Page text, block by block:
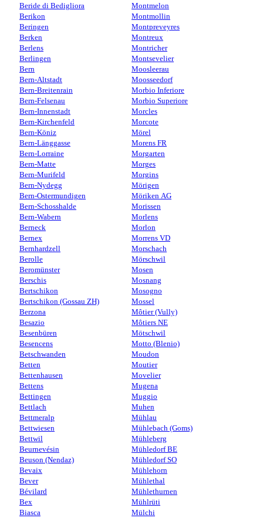
Beride di Bedigliora
Berikon
Beringen
Berken
Berlens
Berlingen
Bern
Bern-Altstadt
Bern-Breitenrain
Bern-Felsenau
Bern-Innenstadt
Bern-Kirchenfeld
Bern-Köniz
Bern-Länggasse
Bern-Lorraine
Bern-Matte
Bern-Murifeld
Bern-Nydegg
Bern-Ostermundigen
Bern-Schosshalde
Bern-Wabern
Berneck
Bernex
Bernhardzell
Berolle
Beromünster
Berschis
Bertschikon
Bertschikon (Gossau ZH)
Berzona
Besazio
Besenbüren
Besencens
Betschwanden
Betten
Bettenhausen
Bettens
Bettingen
Bettlach
Bettmeralp
Bettwiesen
Bettwil
Beurnevésin
Beuson (Nendaz)
Bevaix
Bever
Bévilard
Bex
Biasca
Montmelon
Montmollin
Montpreveyres
Montreux
Montricher
Montsevelier
Moosleerau
Moosseedorf
Morbio Inferiore
Morbio Superiore
Morcles
Morcote
Mörel
Morens FR
Morgarten
Morges
Morgins
Mörigen
Möriken AG
Morissen
Morlens
Morlon
Morrens VD
Morschach
Mörschwil
Mosen
Mosnang
Mosogno
Mossel
Môtier (Vully)
Môtiers NE
Mötschwil
Motto (Blenio)
Moudon
Moutier
Movelier
Mugena
Muggio
Muhen
Mühlau
Mühlebach (Goms)
Mühleberg
Mühledorf BE
Mühledorf SO
Mühlehorn
Mühlethal
Mühlethurnen
Mühlrüti
Mülchi